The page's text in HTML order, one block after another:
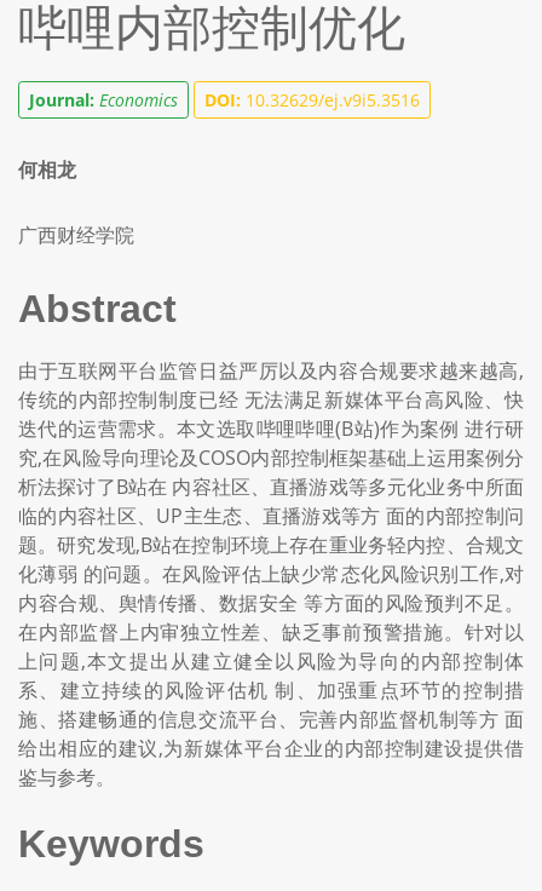
哔哩内部控制优化
Journal: Economics DOI: 10.32629/ej.v9i5.3516
何相龙
广西财经学院
Abstract
由于互联网平台监管日益严厉以及内容合规要求越来越高,
传统的内部控制制度已经 无法满足新媒体平台高风险、快
迭代的运营需求。本文选取哔哩哔哩(B站)作为案例 进行研
究,在风险导向理论及COSO内部控制框架基础上运用案例分
析法探讨了B站在 内容社区、直播游戏等多元化业务中所面
临的内容社区、UP主生态、直播游戏等方 面的内部控制问
题。研究发现,B站在控制环境上存在重业务轻内控、合规文
化薄弱 的问题。在风险评估上缺少常态化风险识别工作,对
内容合规、舆情传播、数据安全 等方面的风险预判不足。
在内部监督上内审独立性差、缺乏事前预警措施。针对以
上问题,本文提出从建立健全以风险为导向的内部控制体
系、建立持续的风险评估机 制、加强重点环节的控制措
施、搭建畅通的信息交流平台、完善内部监督机制等方 面
给出相应的建议,为新媒体平台企业的内部控制建设提供借
鉴与参考。
Keywords